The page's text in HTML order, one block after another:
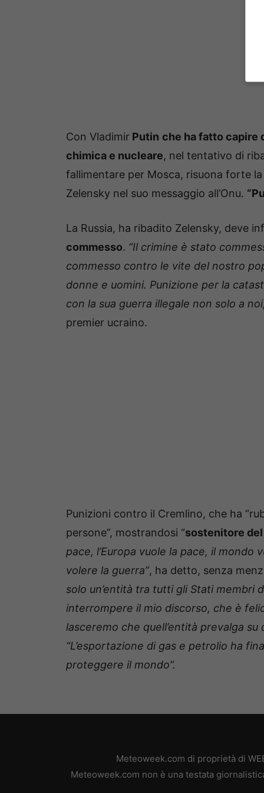
Con Vladimir Putin che ha fatto capire
chimica e nucleare, nel tentativo di
fallimentare per Mosca, risuona forte
Zelensky nel suo messaggio all’Onu.
La Russia, ha ribadito Zelensky, deve
commesso. “Il crimine è stato
commesso contro le vite del nostro
donne e uomini. Punizione per la
con la sua guerra illegale non solo a
premier ucraino.
Punizioni contro il Cremlino, che ha
persone”, mostrandosi “sostenitore
pace, l’Europa vuole la pace, il mondo
volere la guerra”, ha detto, senza
solo un’entità tra tutti gli Stati membri
interrompere il mio discorso, che è
lasceremo che quell’entità prevalga su
“L’esportazione di gas e petrolio ha
proteggere il mondo”.
Meteoweek.com di proprietà di
Meteoweek.com non è una testata